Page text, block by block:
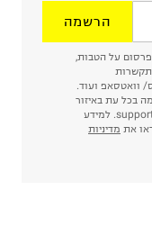
הרשמה
על הטבות,
וואטסאפ ועוד.
בכל עת באיזור
האישי או בפנייה לsupport@terminalx.com. למידע
את מדיניות